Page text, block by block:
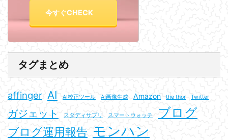
今すぐCHECK
タグまとめ
affinger AI AI校正ツール AI画像生成 Amazon the thor Twitter
ガジェット スタディサプリ スマートウォッチ ブログ
ブログ運用報告 モンハン